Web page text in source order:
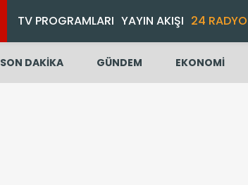
TV PROGRAMLARI YAYIN AKIŞI 24 RADYO
SON DAKİKA GÜNDEM EKONOMİ